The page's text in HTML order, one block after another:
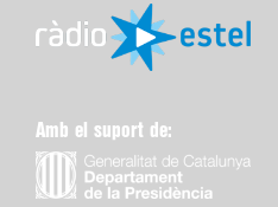
Amb el suport de: